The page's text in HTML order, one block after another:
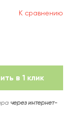
К сравнению
в 1 клик
через интернет-